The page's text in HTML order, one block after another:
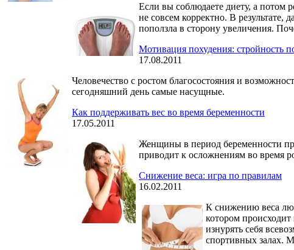
Если вы соблюдаете диету, а потом
не совсем корректно. В результате,
поползла в сторону увеличения.
Мотивация похудения: стройность
17.08.2011
Человечество с ростом благосостояния и
сегодняшний день самые насущные.
Как поддерживать вес во время беременности
17.05.2011
Женщины в период беременности
приводит к осложнениям во время
Снижение веса: игра по правилам
16.02.2011
К снижению веса
котором
изнурять себя
спортивных залах.